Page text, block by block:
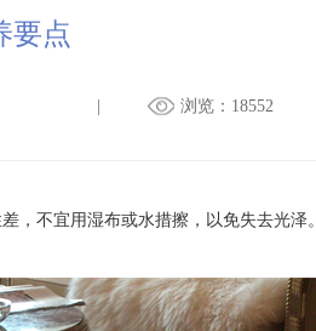
要点
浏览：18552
，不宜用湿布或水措擦，以免失去光泽。